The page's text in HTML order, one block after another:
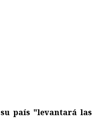
su país "levantará las